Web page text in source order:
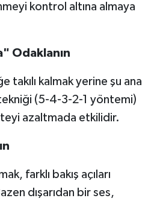
kontrol altına almaya
Odaklanın
takılı kalmak yerine şu ana
(5-4-3-2-1 yöntemi)
azaltmada etkilidir.
farklı bakış açıları
dışarıdan bir ses,